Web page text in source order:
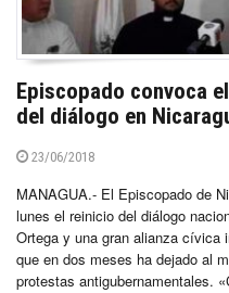
Episcopado convoca
del diálogo en
23/06/2018
MANAGUA.- El Episcopado de
lunes el reinicio del diálogo
Ortega y una gran alianza cívica
que en dos meses ha dejado al
protestas antigubernamentales.